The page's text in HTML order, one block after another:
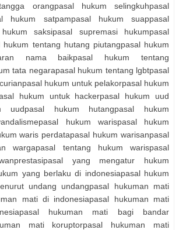
orangpasal hukum selingkuhpasal
hukum satpampasal hukum suappasal
saksipasal supremasi hukumpasal
hukum tentang hutang piutangpasal hukum
nama baikpasal hukum tentang
tata negarapasal hukum tentang lgbtpasal
hukum untuk pelakorpasal hukum
hukum untuk hackerpasal hukum uud
uudpasal hukum hutangpasal hukum
hukum warispasal hukum
waris perdatapasal hukum warisanpasal
wargapasal tentang hukum warispasal
yang mengatur hukum
yang berlaku di indonesiapasal hukum
undang undangpasal hukuman mati
mati di indonesiapasal hukuman mati
hukuman mati bagi bandar
mati koruptorpasal hukuman mati